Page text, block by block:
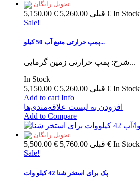
تحویل رایگان
5,150.00 € قبلی 5,260.00 € In Stock
Sale!
پمپ حرارتی منبع آب 50 کیلو...
شرح: پمپ حرارتی زمین گرمایی...
In Stock
5,150.00 €
قبلی 5,260.00 € In Stock
Add to cart Info
افزودن به لیست علاقه‌مندی‌ها
Add to Compare
تحویل رایگان
5,500.00 € قبلی 5,760.00 € In Stock
Sale!
پک برای استخر شنا 42 کیلو وات